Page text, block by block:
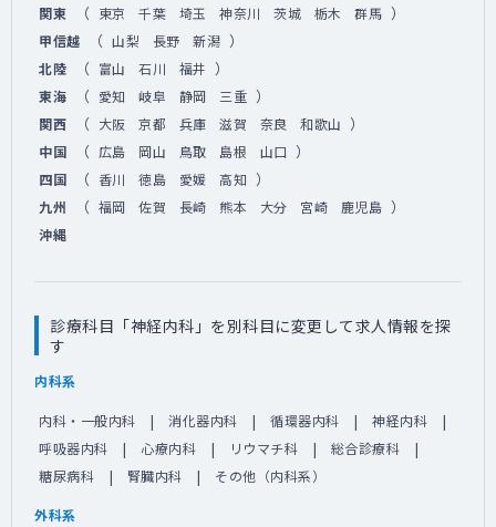
関東 （ 東京 千葉 埼玉 神奈川 茨城 栃木 群馬 ）
甲信越 （ 山梨 長野 新潟 ）
北陸 （ 富山 石川 福井 ）
東海 （ 愛知 岐阜 静岡 三重 ）
関西 （ 大阪 京都 兵庫 滋賀 奈良 和歌山 ）
中国 （ 広島 岡山 鳥取 島根 山口 ）
四国 （ 香川 徳島 愛媛 高知 ）
九州 （ 福岡 佐賀 長崎 熊本 大分 宮崎 鹿児島 ）
沖縄
診療科目「神経内科」を別科目に変更して求人情報を探
す
内科系
内科・一般内科 消化器内科 循環器内科
神経内科
呼吸器内科
心療内科 リウマチ科
総合診療科
糖尿病科
腎臓内科 その他（内科系）
外科系